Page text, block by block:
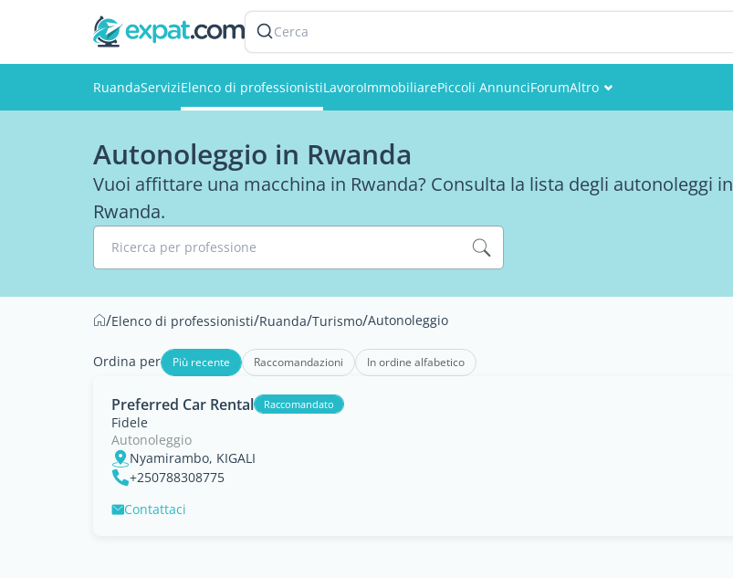
Cerca
RuandaServiziElenco di professionistiLavoroImmobiliarePiccoli AnnunciForumAltro
Autonoleggio in Rwanda
Vuoi affittare una macchina in Rwanda? Consulta la lista degli autonoleggi in
Rwanda.
Ricerca per professione
/Elenco di professionisti/Ruanda/Turismo/Autonoleggio
Ordina per Più recente Raccomandazioni In ordine alfabetico
Preferred Car Rental Raccomandato
Fidele
Autonoleggio
Nyamirambo, KIGALI
+250788308775
Contattaci